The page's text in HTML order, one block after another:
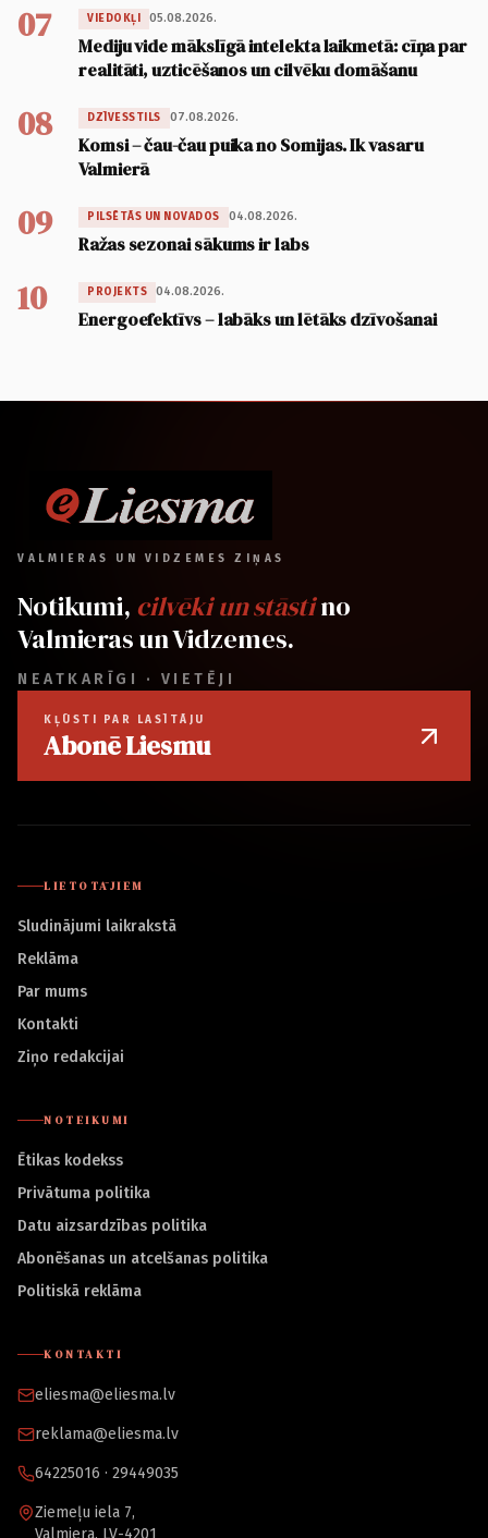
07 VIEDOKĻI 05.08.2026.
Mediju vide mākslīgā intelekta laikmetā: cīņa par
realitāti, uzticēšanos un cilvēku domāšanu
08 DZĪVESSTILS 07.08.2026.
Komsi – čau-čau puika no Somijas. Ik vasaru
Valmierā
09 PILSĒTĀS UN NOVADOS 04.08.2026.
Ražas sezonai sākums ir labs
10 PROJEKTS 04.08.2026.
Energoefektīvs – labāks un lētāks dzīvošanai
VALMIERAS UN VIDZEMES ZIŅAS
Notikumi, cilvēki un stāstino
Valmieras un Vidzemes.
NEATKARĪGI · VIETĒJI
KĻŪSTI PAR LASĪTĀJU
Abonē Liesmu
LIETOTĀJIEM
Sludinājumi laikrakstā
Reklāma
Par mums
Kontakti
Ziņo redakcijai
NOTEIKUMI
Ētikas kodekss
Privātuma politika
Datu aizsardzības politika
Abonēšanas un atcelšanas politika
Politiskā reklāma
KONTAKTI
eliesma@eliesma.lv
reklama@eliesma.lv
64225016 · 29449035
Ziemeļu iela 7,
Valmiera, LV-4201